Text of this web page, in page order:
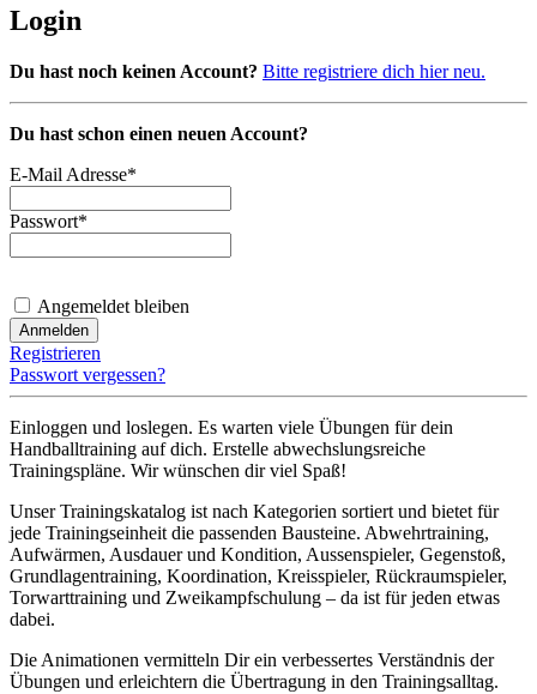
Login
Du hast noch keinen Account? Bitte registriere dich hier neu.
Du hast schon einen neuen Account?
E-Mail Adresse*
Passwort*
Angemeldet bleiben
Registrieren
Passwort vergessen?
Einloggen und loslegen. Es warten viele Übungen für dein
Handballtraining auf dich. Erstelle abwechslungsreiche
Trainingspläne. Wir wünschen dir viel Spaß!
Unser Trainingskatalog ist nach Kategorien sortiert und bietet für
jede Trainingseinheit die passenden Bausteine. Abwehrtraining,
Aufwärmen, Ausdauer und Kondition, Aussenspieler, Gegenstoß,
Grundlagentraining, Koordination, Kreisspieler, Rückraumspieler,
Torwarttraining und Zweikampfschulung – da ist für jeden etwas
dabei.
Die Animationen vermitteln Dir ein verbessertes Verständnis der
Übungen und erleichtern die Übertragung in den Trainingsalltag.